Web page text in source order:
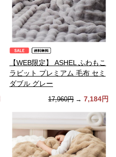
【WEB限定】 ASHEL ふわもこ
ラビット プレミアム 毛布 セミ
ダブル グレー
17,960円 → 7,184円